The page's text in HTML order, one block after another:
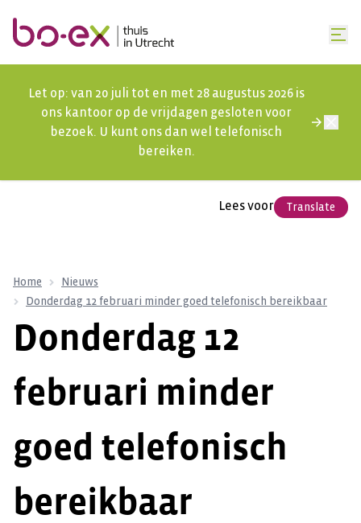
Let op: van 20 juli tot en met 28 augustus 2026 is
ons kantoor op de vrijdagen gesloten voor
bezoek. U kunt ons dan wel telefonisch
bereiken.
Lees voor Translate
Home
Nieuws
Donderdag 12 februari minder goed telefonisch bereikbaar
Donderdag 12
februari minder
goed telefonisch
bereikbaar